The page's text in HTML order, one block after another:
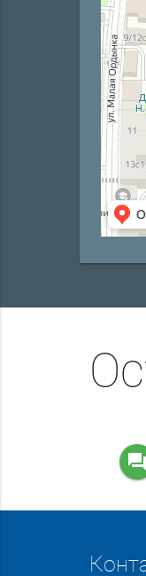
question_answer